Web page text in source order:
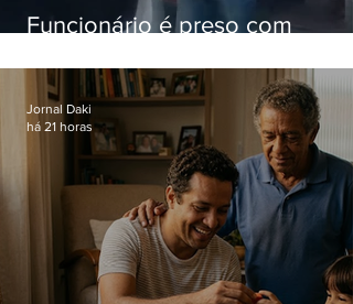
Funcionário é preso com
Hospital do Andaraí
Jornal Daki
há 21 horas